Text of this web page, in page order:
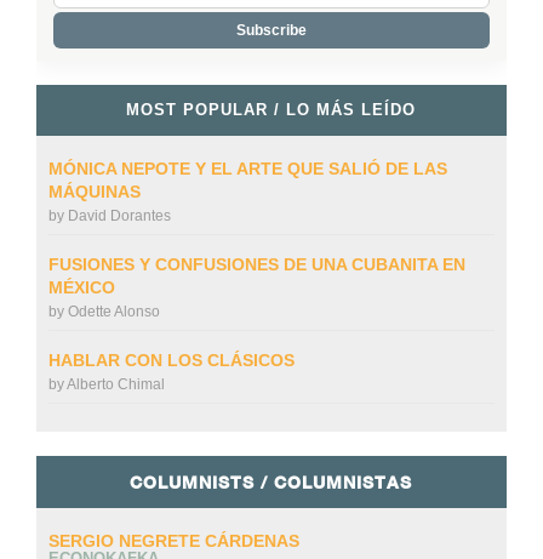
MOST POPULAR / LO MÁS LEÍDO
MÓNICA NEPOTE Y EL ARTE QUE SALIÓ DE LAS
MÁQUINAS
by David Dorantes
FUSIONES Y CONFUSIONES DE UNA CUBANITA EN
MÉXICO
by Odette Alonso
HABLAR CON LOS CLÁSICOS
byAlberto Chimal
COLUMNISTS / COLUMNISTAS
SERGIO NEGRETE CÁRDENAS